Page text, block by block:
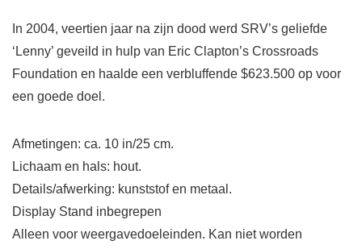
In 2004, veertien jaar na zijn dood werd SRV’s geliefde
‘Lenny’ geveild in hulp van Eric Clapton’s Crossroads
Foundation en haalde een verbluffende $623.500 op voor
een goede doel.
Afmetingen: ca. 10 in/25 cm.
Lichaam en hals: hout.
Details/afwerking: kunststof en metaal.
Display Stand inbegrepen
Alleen voor weergavedoeleinden. Kan niet worden